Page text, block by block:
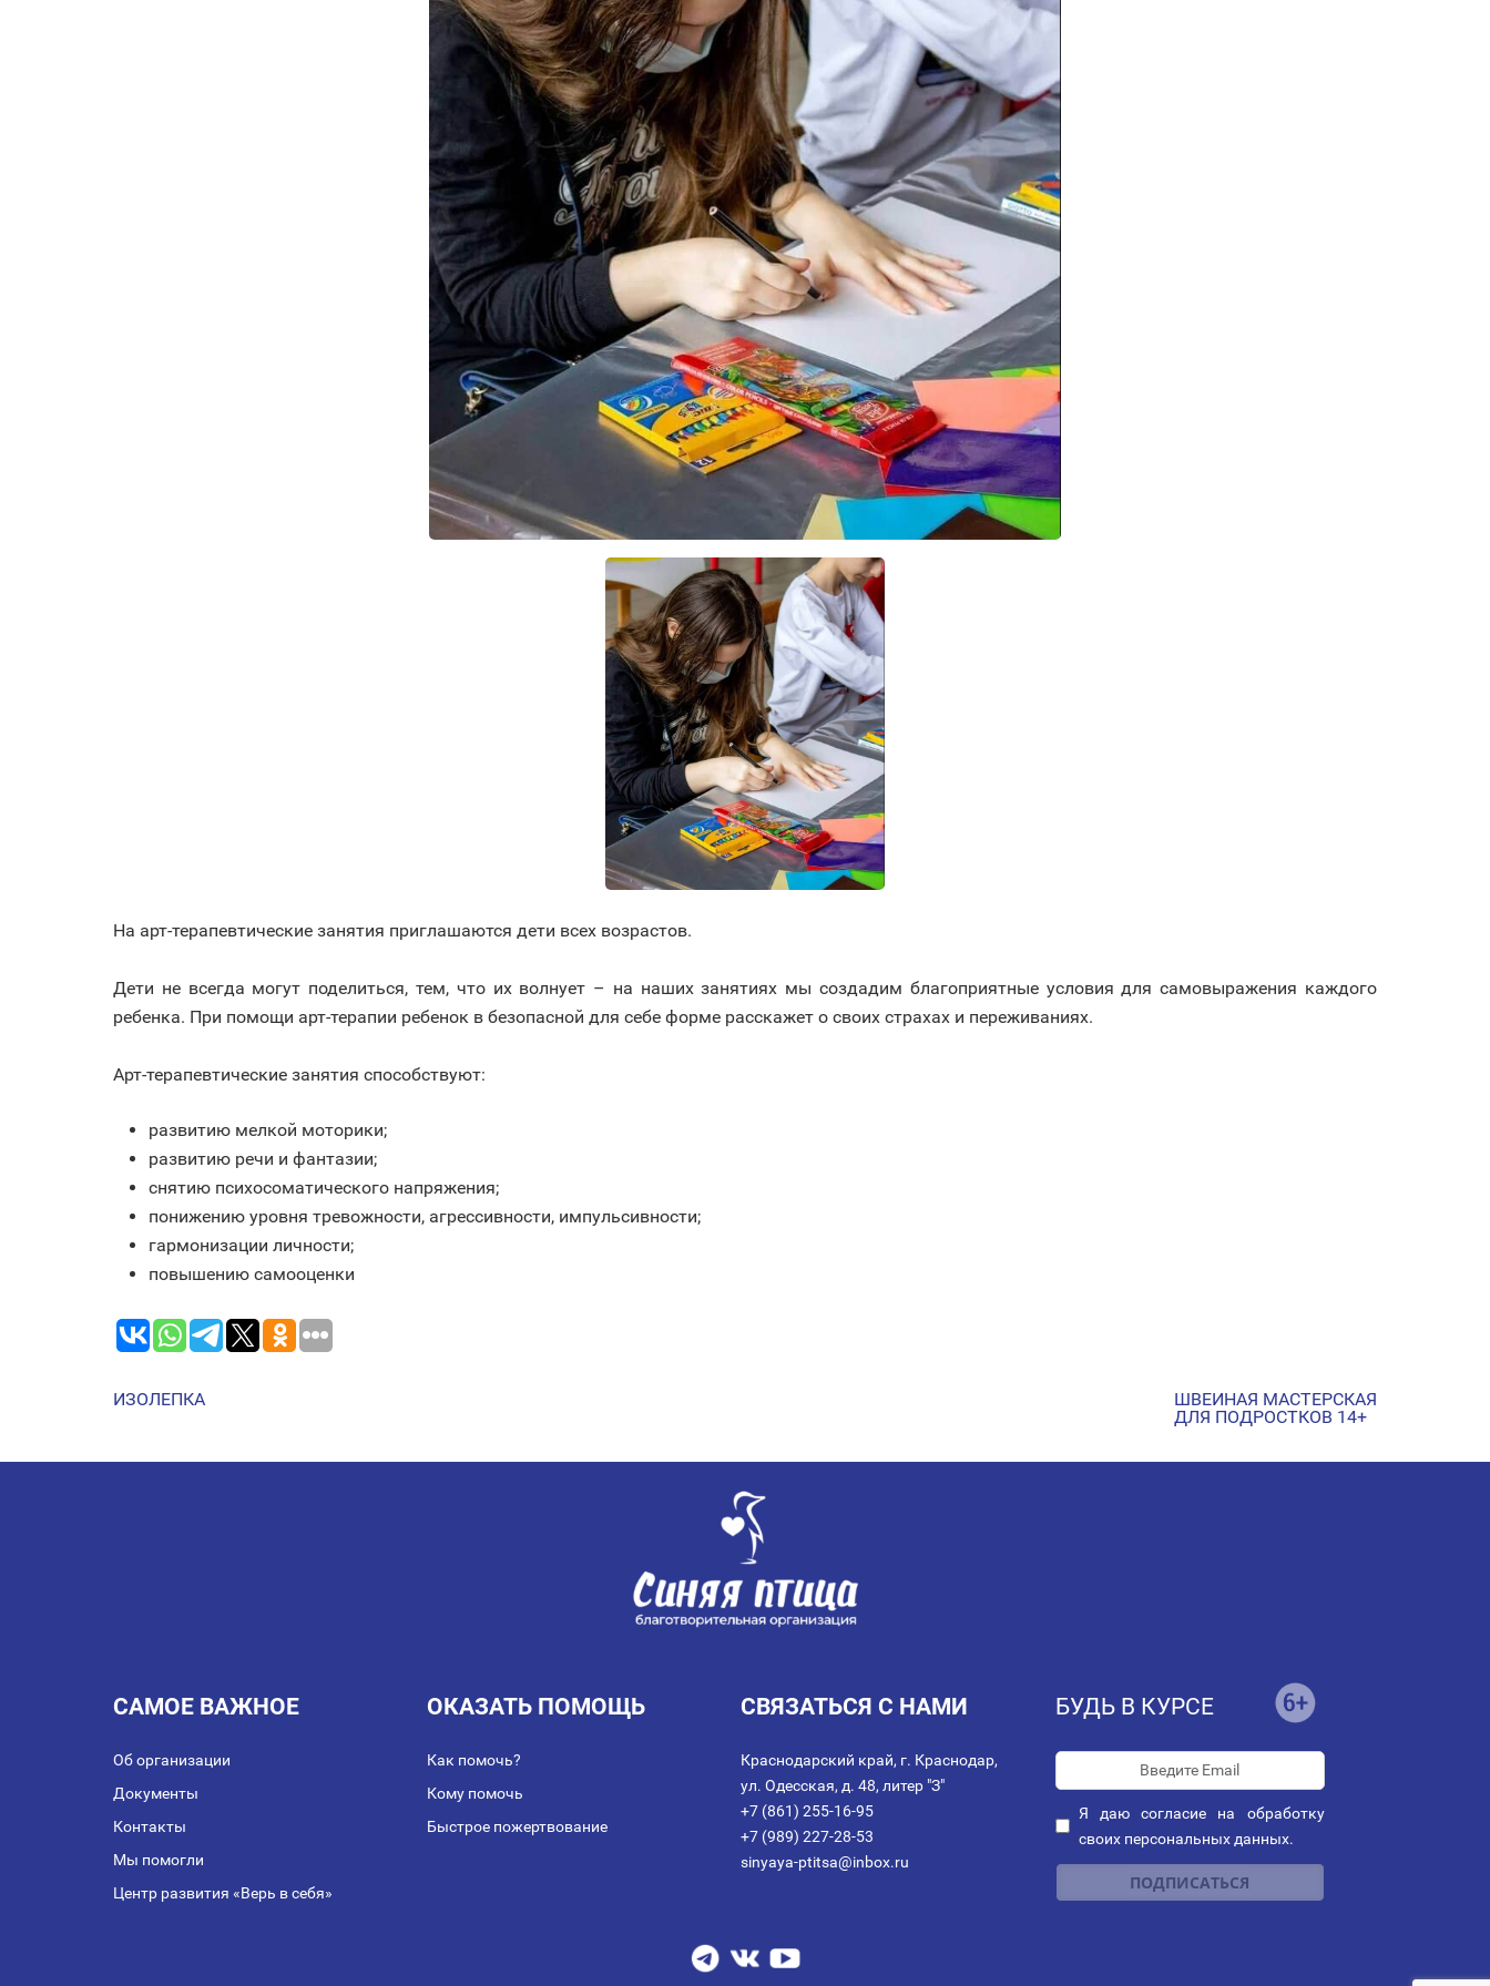
На арт-терапевтические занятия приглашаются дети всех возрастов.
Дети не всегда могут поделиться, тем, что их волнует – на наших занятиях мы создадим благоприятные условия для самовыражения каждого
ребенка. При помощи арт-терапии ребенок в безопасной для себе форме расскажет о своих страхах и переживаниях.
Арт-терапевтические занятия способствуют:
развитию мелкой моторики;
развитию речи и фантазии;
снятию психосоматического напряжения;
понижению уровня тревожности, агрессивности, импульсивности;
гармонизации личности;
повышению самооценки
НАВИГАЦИЯ
ИЗОЛЕПКА
ШВЕЙНАЯ МАСТЕРСКАЯ
ДЛЯ ПОДРОСТКОВ 14+
САМОЕ ВАЖНОЕ
Об организации
Документы
Контакты
Мы помогли
Центр развития «Верь в себя»
ОКАЗАТЬ ПОМОЩЬ
Как помочь?
Кому помочь
Быстрое пожертвование
СВЯЗАТЬСЯ С НАМИ
Краснодарский край, г. Краснодар,
ул. Одесская, д. 48, литер "З"
+7 (861) 255-16-95
+7 (989) 227-28-53
sinyaya-ptitsa@inbox.ru
БУДЬ В КУРСЕ
Я даюсогласие на обработку
своих персональных данных.